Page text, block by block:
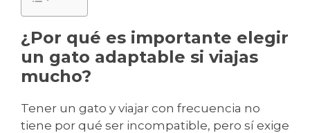
¿Por qué es importante elegir
un gato adaptable si viajas
mucho?
Tener un gato y viajar con frecuencia no
tiene por qué ser incompatible, pero sí exige